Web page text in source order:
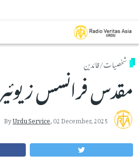
شخصیات/قائدین
مقدس فرانسس زیوئیر
ByUrdu Service,02 December, 2025